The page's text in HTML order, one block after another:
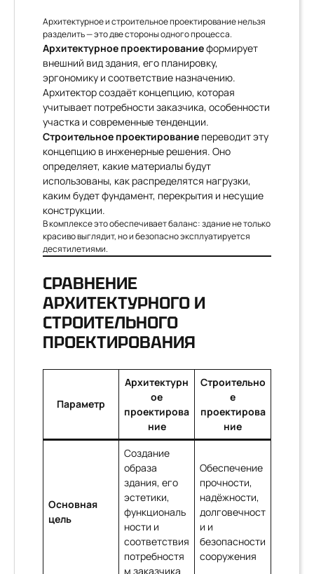
Архитектурное и строительное проектирование нельзя
разделить — это две стороны одного процесса.
Архитектурное проектированиеформирует
внешний вид здания, его планировку,
эргономику и соответствие назначению.
Архитектор создаёт концепцию, которая
учитывает потребности заказчика, особенности
участка и современные тенденции.
Строительное проектирование переводит эту
концепцию в инженерные решения. Оно
определяет, какие материалы будут
использованы, как распределятся нагрузки,
каким будет фундамент, перекрытия и несущие
конструкции.
В комплексе это обеспечивает баланс: здание не только
красиво выглядит, но и безопасно эксплуатируется
десятилетиями.
СРАВНЕНИЕ
АРХИТЕКТУРНОГО И
СТРОИТЕЛЬНОГО
ПРОЕКТИРОВАНИЯ
Параметр
Архитектурн
ое
проектирова
ние
Строительно
е
проектирова
ние
Основная
цель
Создание
образа
здания, его
эстетики,
функциональ
ности и
соответствия
потребностя
м заказчика
Обеспечение
прочности,
надёжности,
долговечност
и и
безопасности
сооружения